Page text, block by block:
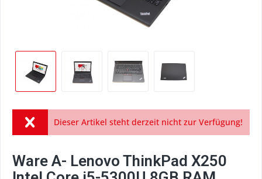
Dieser Artikel steht derzeit nicht zur Verfügung!
Ware A- Lenovo ThinkPad X250